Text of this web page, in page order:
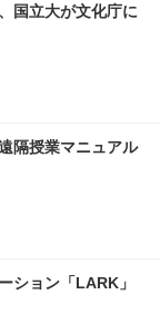
国立大が文化庁に
隔授業マニュアル
ション「LARK」